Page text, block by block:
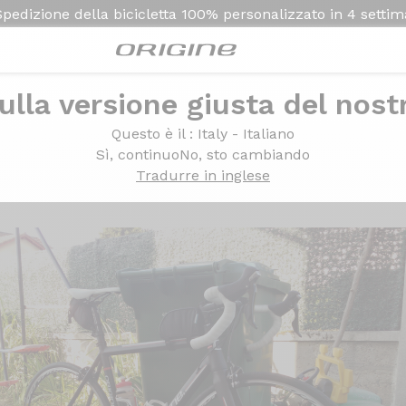
della bicicletta 100% personalizzato in 4
versione giusta del
Questo è il : Italy - Italiano
Sì, continuoNo, sto cambiando
Tradurre in inglese
Shimano 105 Mavic Ksyrium
Evo Shimano 105